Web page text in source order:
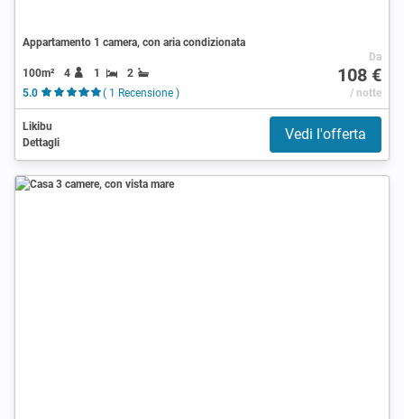
Appartamento 1 camera, con aria condizionata
100m² 4 1
2
5.0
( 1 Recensione )
Da
108 €
/ notte
Likibu
Dettagli
Vedi l'offerta